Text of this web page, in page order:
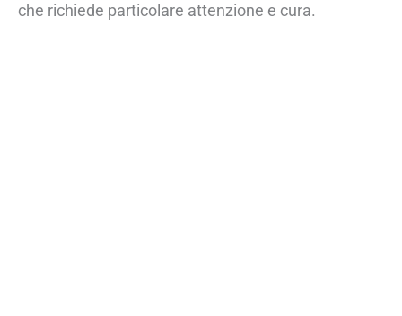
che richiede particolare attenzione e cura.